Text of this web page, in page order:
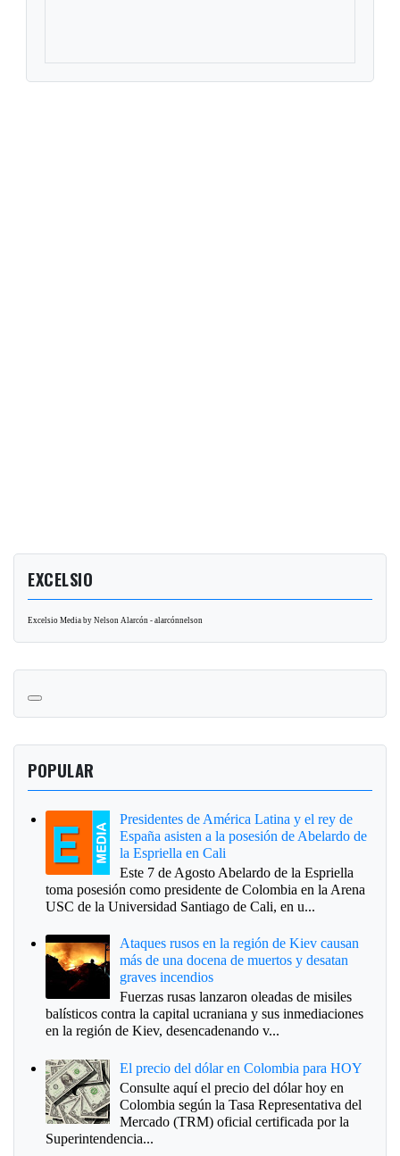
EXCELSIO
Excelsio Media by Nelson Alarcón - alarcónnelson
POPULAR
Presidentes de América Latina y el rey de
España asisten a la posesión de Abelardo de
la Espriella en Cali
Este 7 de Agosto Abelardo de la Espriella
toma posesión como presidente de Colombia en la Arena
USC de la Universidad Santiago de Cali, en u...
Ataques rusos en la región de Kiev causan
más de una docena de muertos y desatan
graves incendios
Fuerzas rusas lanzaron oleadas de misiles
balísticos contra la capital ucraniana y sus inmediaciones
en la región de Kiev, desencadenando v...
El precio del dólar en Colombia para HOY
Consulte aquí el precio del dólar hoy en
Colombia según la Tasa Representativa del
Mercado (TRM) oficial certificada por la
Superintendencia...